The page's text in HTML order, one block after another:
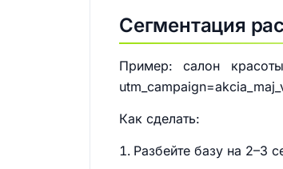
Сегментация
Пример: салон
Как сделать:
Разбейте базу на 2–3